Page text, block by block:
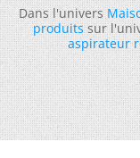
Dans l'univers
produitssur
aspirateur